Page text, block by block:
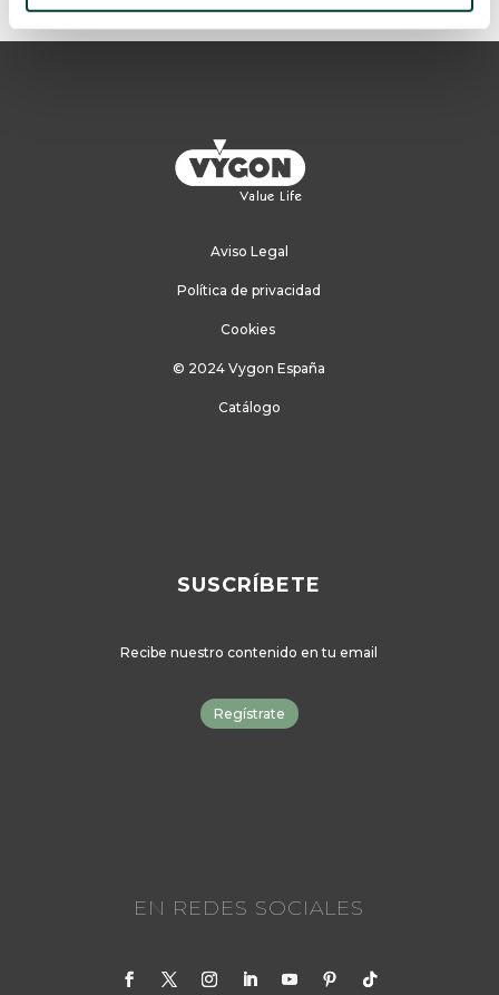
Aviso Legal
Política de privacidad
Cookies
© 2024 Vygon España
Catálogo
SUSCRÍBETE
Recibe nuestro contenido en tu email
Regístrate
EN REDES SOCIALES